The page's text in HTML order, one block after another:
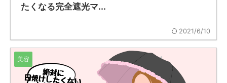
たくなる完全遮光マ...
2021/6/10
美容